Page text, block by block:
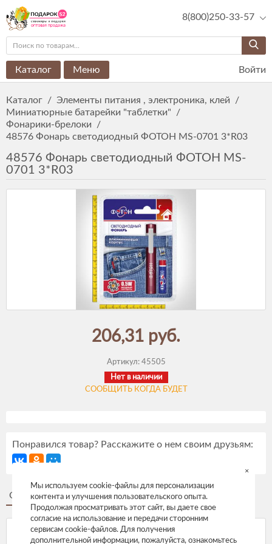
8(800)250-33-57
Каталог Меню Войти
Каталог / Элементы питания , электроника, клей
/
Миниатюрные батарейки "таблетки"
/
Фонарики-брелоки
/
48576 Фонарь светодиодный ФОТОН MS-0701 3*R03
48576 Фонарь светодиодный ФОТОН MS-
0701 3*R03
206,31 руб.
Артикул: 45505
Нет в наличии
СООБЩИТЬ КОГДА БУДЕТ
Понравился товар? Расскажите о нем своим друзьям:
Описание Отзывы
Мы используем cookie-файлы для персонализации
контента и улучшения пользовательского опыта.
Продолжая просматривать этот сайт, вы даете свое
согласие на использование и передачи сторонним
сервисам cookie-файлов. Для получения
дополнительной информации, пожалуйста, ознакомьтесь
×